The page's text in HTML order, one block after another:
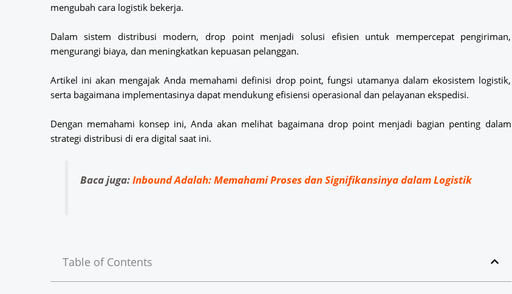
mengubah cara logistik bekerja.
Dalam sistem distribusi modern, drop point menjadi solusi efisien untuk mempercepat pengiriman,
mengurangi biaya, dan meningkatkan kepuasan pelanggan.
Artikel ini akan mengajak Anda memahami definisi drop point, fungsi utamanya dalam ekosistem logistik,
serta bagaimana implementasinya dapat mendukung efisiensi operasional dan pelayanan ekspedisi.
Dengan memahami konsep ini, Anda akan melihat bagaimana drop point menjadi bagian penting dalam
strategi distribusi di era digital saat ini.
Baca juga:Inbound Adalah: Memahami Proses dan Signifikansinya dalam Logistik
Table of Contents